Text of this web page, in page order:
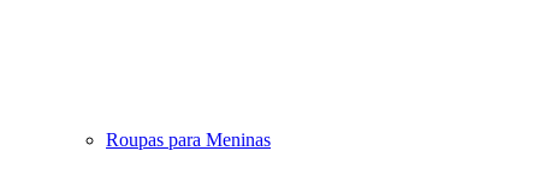
Roupas para Meninas